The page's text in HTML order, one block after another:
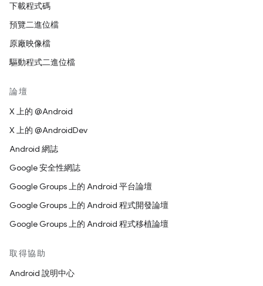
下載程式碼
預覽二進位檔
原廠映像檔
驅動程式二進位檔
論壇
X 上的 @Android
X 上的 @AndroidDev
Android 網誌
Google 安全性網誌
Google Groups 上的 Android 平台論壇
Google Groups 上的 Android 程式開發論壇
Google Groups 上的 Android 程式移植論壇
取得協助
Android 說明中心